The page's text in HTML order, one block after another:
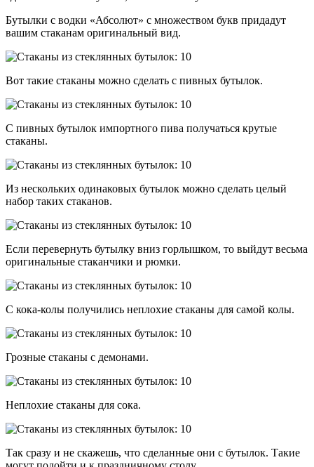
Бутылки с водки «Абсолют» с множеством букв придадут
вашим стаканам оригинальный вид.
Вот такие стаканы можно сделать с пивных бутылок.
С пивных бутылок импортного пива получаться крутые
стаканы.
Из нескольких одинаковых бутылок можно сделать целый
набор таких стаканов.
Если перевернуть бутылку вниз горлышком, то выйдут весьма
оригинальные стаканчики и рюмки.
С кока-колы получились неплохие стаканы для самой колы.
Грозные стаканы с демонами.
Неплохие стаканы для сока.
Так сразу и не скажешь, что сделанные они с бутылок. Такие